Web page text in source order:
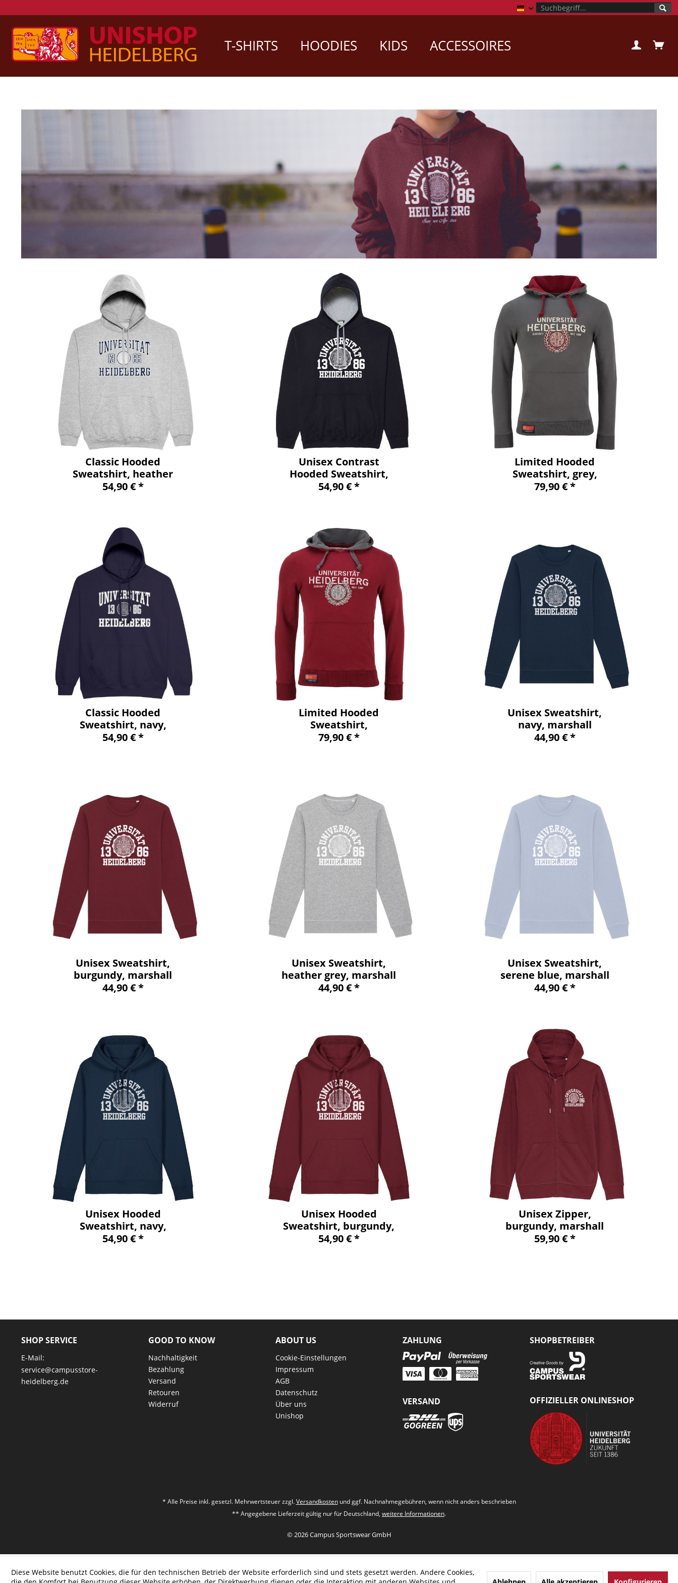
Campusstore Uni Heidelberg
T-SHIRTS HOODIES KIDS ACCESSOIRES
Classic Hooded
Sweatshirt, heather
grey, classic
54,90 € *
Unisex Contrast
Hooded Sweatshirt,
navy/grey, marshall
54,90 € *
Limited Hooded
Sweatshirt, grey,
exclusive
79,90 € *
Classic Hooded
Sweatshirt, navy,
classic
54,90 € *
Limited Hooded
Sweatshirt,
burgundy/grey,
79,90 € *
Unisex Sweatshirt,
navy, marshall
44,90 € *
Unisex Sweatshirt,
burgundy, marshall
44,90 € *
Unisex Sweatshirt,
heather grey, marshall
44,90 € *
Unisex Sweatshirt,
serene blue, marshall
44,90 € *
Unisex Hooded
Sweatshirt, navy,
marshall
54,90 € *
Unisex Hooded
Sweatshirt, burgundy,
marshall
54,90 € *
Unisex Zipper,
burgundy, marshall
59,90 € *
SHOP SERVICE
E-Mail:
service@campusstore-
heidelberg.de
GOOD TO KNOW
Nachhaltigkeit
Bezahlung
Versand
Retouren
Widerruf
ABOUT US
Cookie-Einstellungen
Impressum
AGB
Datenschutz
Über uns
Unishop
ZAHLUNG
VERSAND
SHOPBETREIBER
OFFIZIELLER ONLINESHOP
* Alle Preise inkl. gesetzl. Mehrwertsteuer zzgl.Versandkostenund ggf. Nachnahmegebühren, wenn nicht anders beschrieben
** Angegebene Lieferzeit gültig nur für Deutschland, weitere Informationen.
© 2026 Campus Sportswear GmbH
Diese Website benutzt Cookies, die für den technischen Betrieb der Website erforderlich sind und stets gesetzt werden. Andere Cookies,